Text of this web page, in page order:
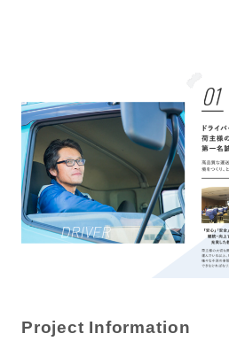
Project Information